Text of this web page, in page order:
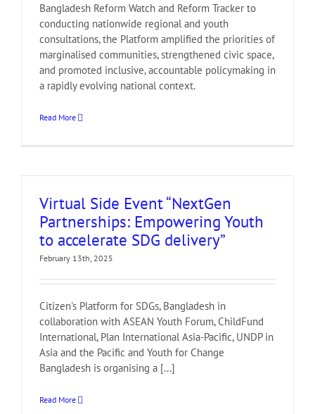
Bangladesh Reform Watch and Reform Tracker to
conducting nationwide regional and youth
consultations, the Platform amplified the priorities of
marginalised communities, strengthened civic space,
and promoted inclusive, accountable policymaking in
a rapidly evolving national context.
Read More
Virtual Side Event “NextGen
Partnerships: Empowering Youth
to accelerate SDG delivery”
February 13th, 2025
Citizen's Platform for SDGs, Bangladesh in
collaboration with ASEAN Youth Forum, ChildFund
International, Plan International Asia-Pacific, UNDP in
Asia and the Pacific and Youth for Change
Bangladesh is organising a [...]
Read More